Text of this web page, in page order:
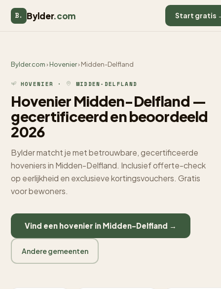
B. Bylder.com Start gratis
Bylder.com›Hovenier› Midden-Delfland
HOVENIER · MIDDEN-DELFLAND
Hovenier Midden-Delfland —
gecertificeerd en beoordeeld
2026
Bylder matcht je met betrouwbare, gecertificeerde
hoveniers in Midden-Delfland. Inclusief offerte-check
op eerlijkheid en exclusieve kortingsvouchers. Gratis
voor bewoners.
Vind een hovenier in Midden-Delfland →
Andere gemeenten